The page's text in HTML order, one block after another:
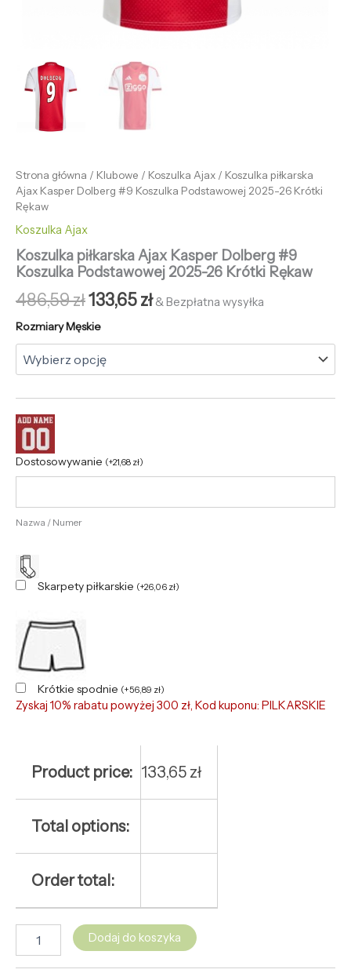
Strona główna / Klubowe / Koszulka Ajax / Koszulka piłkarska
Ajax Kasper Dolberg #9 Koszulka Podstawowej 2025-26 Krótki
Rękaw
Koszulka Ajax
Koszulka piłkarska Ajax Kasper Dolberg #9
Koszulka Podstawowej 2025-26 Krótki Rękaw
486,59zł133,65zł & Bezpłatna wysyłka
Rozmiary Męskie
Dostosowywanie (+21,68 zł)
Nazwa / Numer
Skarpety piłkarskie (+26,06 zł)
Krótkie spodnie (+56,89 zł)
Zyskaj 10% rabatu powyżej 300 zł, Kod kuponu: PILKARSKIE
Product price: 133,65 zł
Total options:
Order total:
Dodaj do koszyka